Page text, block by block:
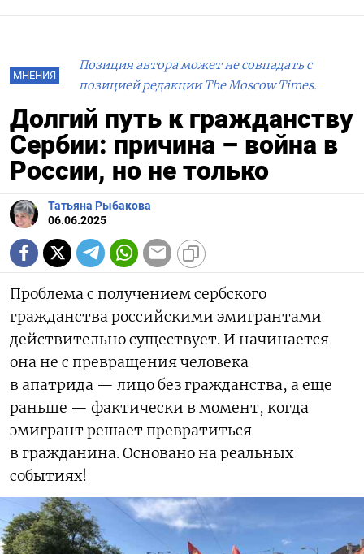
МНЕНИЯ
Позиция автора может не совпадать с
позицией редакции The Moscow Times.
Долгий путь к гражданству
Сербии: причина – война в
России, но не только
Татьяна Рыбакова
06.06.2025
Проблема с получением сербского
гражданства российскими эмигрантами
действительно существует. И начинается
она не с превращения человека
в апатрида — лицо без гражданства, а еще
раньше — фактически в момент, когда
эмигрант решает превратиться
в гражданина. Основано на реальных
событиях!